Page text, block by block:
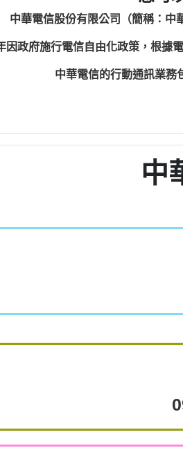
中華電信股份有限公司（簡稱：中
因政府施行電信自由化政策，根據
中華電信的行動通訊業務
中